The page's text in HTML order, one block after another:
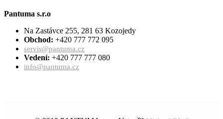
Pantuma s.r.o
Na Zastávce 255, 281 63 Kozojedy
Obchod: +420 777 772 095
servis@pantuma.cz
Vedení: +420 777 777 080
info@pantuma.cz